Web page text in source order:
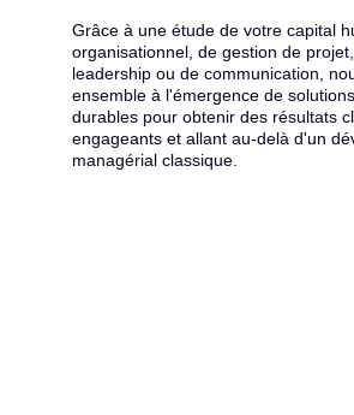
Grâce à une étude de votre capital
organisationnel, de gestion de
leadership ou de communication,
ensemble à l'émergence de
durables pour obtenir des résultats
engageants et allant au-delà d'un
managérial classique.